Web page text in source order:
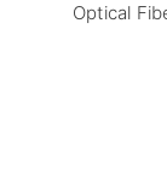
Optical